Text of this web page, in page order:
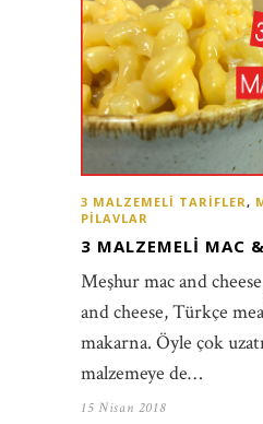
3 MALZEMELI TARIFLER,
PILAVLAR
3 MALZEMELI MAC
Meşhur mac and
and cheese, Türkçe
makarna. Öyle çok
malzemeye de…
15 Nisan 2018